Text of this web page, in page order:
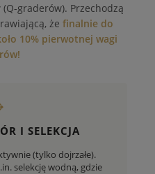
graderów). Przechodzą
że finalnie do
10% pierwotnej wagi
I SELEKCJA
(tylko dojrzałe).
selekcję wodną, gdzie